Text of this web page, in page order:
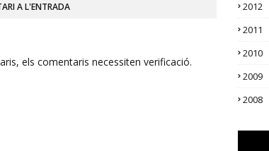
A L'ENTRADA
els comentaris necessiten verificació.
2012
2011
2010
2009
2008